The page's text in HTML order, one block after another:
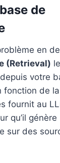
de
en
(Retrieval)
votre
fonction de
fournit au
qu’il génère
sur des